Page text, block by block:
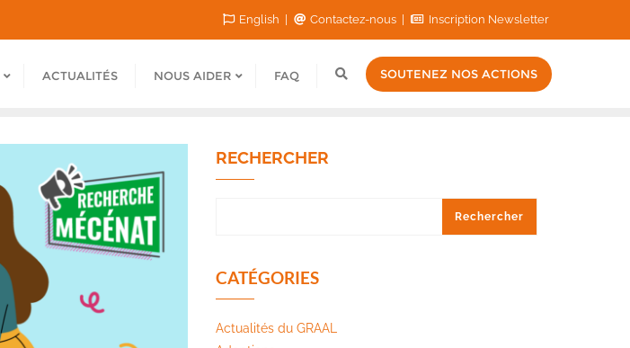
English Contactez-nous Inscription Newsletter
ACTUALITÉS NOUS AIDER FAQ SOUTENEZ NOS ACTIONS
RECHERCHER
Rechercher
CATÉGORIES
Actualités du GRAAL